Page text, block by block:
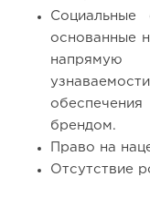
Социальные
основанные
брендом.
Право на
Отсутствие